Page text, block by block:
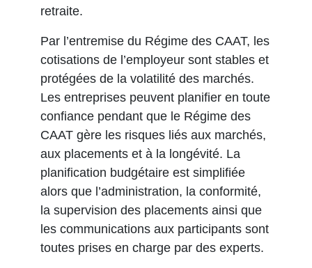
retraite.
Par l’entremise du Régime des CAAT, les
cotisations de l’employeur sont stables et
protégées de la volatilité des marchés.
Les entreprises peuvent planifier en toute
confiance pendant que le Régime des
CAAT gère les risques liés aux marchés,
aux placements et à la longévité. La
planification budgétaire est simplifiée
alors que l’administration, la conformité,
la supervision des placements ainsi que
les communications aux participants sont
toutes prises en charge par des experts.